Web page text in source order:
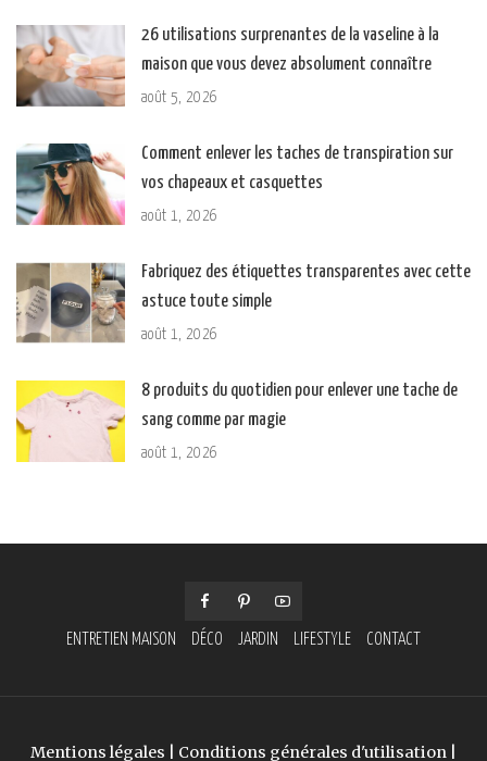
26 utilisations surprenantes de la vaseline à la
maison que vous devez absolument connaître
août 5, 2026
Comment enlever les taches de transpiration sur
vos chapeaux et casquettes
août 1, 2026
Fabriquez des étiquettes transparentes avec cette
astuce toute simple
août 1, 2026
8 produits du quotidien pour enlever une tache de
sang comme par magie
août 1, 2026
ENTRETIEN MAISON DÉCO JARDIN LIFESTYLE CONTACT
Mentions légales Conditions générales d'utilisation